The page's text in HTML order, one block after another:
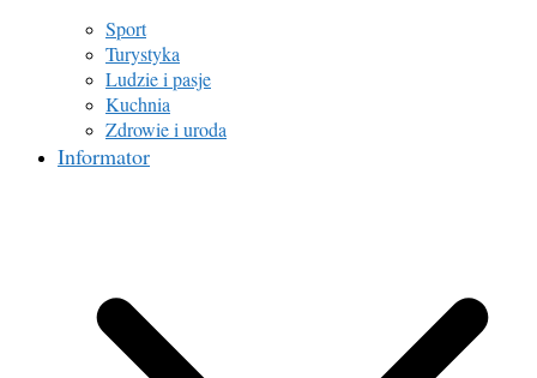
Sport
Turystyka
Ludzie i pasje
Kuchnia
Zdrowie i uroda
Informator